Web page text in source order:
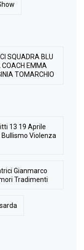
SQUADRA BLU
COACH EMMA
TOMARCHIO
13 19 Aprile
Bullismo Violenza
Gianmarco
Tradimenti